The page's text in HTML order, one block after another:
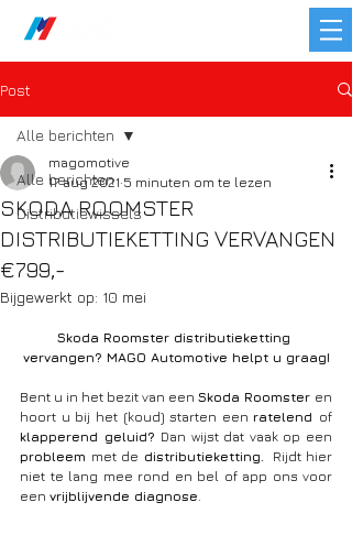
Post
Alle berichten
Distributiewissels
Alle berichten
SKODA ROOMSTER
DISTRIBUTIEKETTING VERVANGEN
€799,-
magomotive
17 aug 2021 5 minuten om te lezen
Bijgewerkt op: 10 mei
Skoda Roomster distributieketting
vervangen? MAGO Automotive helpt u graag!
Bent u in het bezit van een Skoda Roomster en
hoort u bij het (koud) starten een ratelend
klapperend geluid?
probleem met de distributieketting.
Rijdt hier
niet te lang mee rond en bel of app ons voor
een vrijblijvende diagnose.